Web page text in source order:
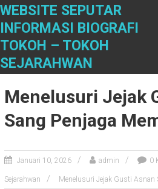
S
t
o
WEBSITE SEPUTAR
INFORMASI BIOGRAFI
TOKOH – TOKOH
SEJARAHWAN
Menelusuri Jejak
Sang Penjaga
Januari 10, 2026 admin 0
Sejarahwan Menelusuri Jejak Gusti Asnan